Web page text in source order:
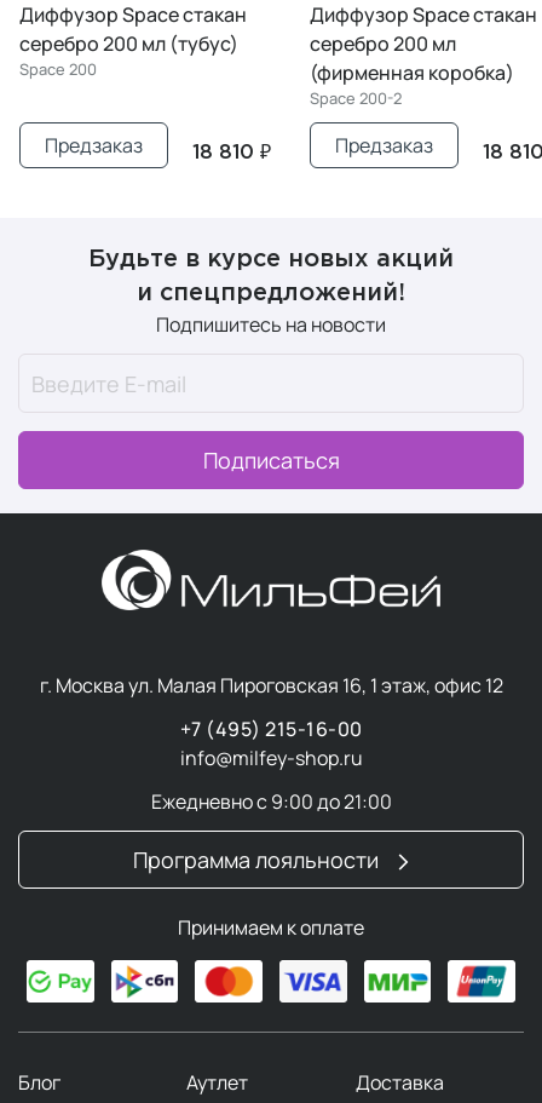
стакан
18 810 ₽
Диффузор Space стакан
cеребро 200 мл
(фирменная коробка)
18 810 ₽
Предзаказ
Диффузор
cеребро
белая)
Будьте в курсе новых акций
и спецпредложений!
Подпишитесь на новости
Подписаться
г. Москва ул. Малая Пироговская 16, 1 этаж, офис 12
+7 (495) 215-16-00
info@milfey-shop.ru
Ежедневно с 9:00 до 21:00
Программа лояльности
Принимаем к оплате
Блог Аутлет Доставка